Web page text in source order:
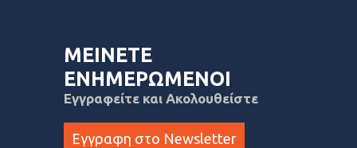
ΜΕΙΝΕΤΕ
ΕΝΗΜΕΡΩΜΕΝΟΙ
Εγγραφείτε και Ακολουθείστε
Εγγραφη στο Newsletter